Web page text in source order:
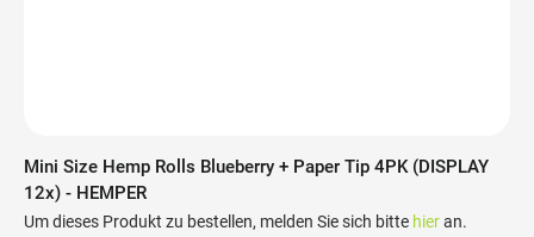
Mini Size Hemp Rolls Blueberry + Paper Tip 4PK (DISPLAY
12x) - HEMPER
Um dieses Produkt zu bestellen, melden Sie sich bitte hieran.